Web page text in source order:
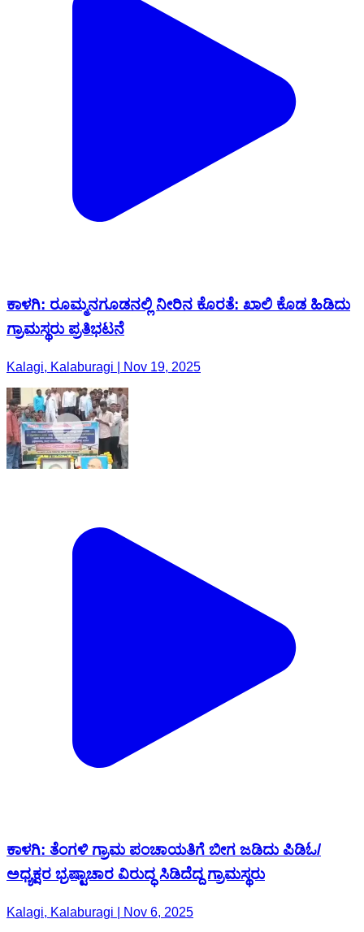
ಕಾಳಗಿ: ರೂಮ್ಮನಗೂಡನಲ್ಲಿ ನೀರಿನ‌ ಕೊರತೆ: ಖಾಲಿ ಕೊಡ ಹಿಡಿದು
ಗ್ರಾಮಸ್ಥರು ಪ್ರತಿಭಟನೆ
Kalagi, Kalaburagi | Nov 19, 2025
ಕಾಳಗಿ: ತೆಂಗಳಿ ಗ್ರಾಮ ಪಂಚಾಯತಿಗೆ ಬೀಗ ಜಡಿದು ಪಿಡಿಓ/
ಅಧ್ಯಕ್ಷರ ಭ್ರಷ್ಟಾಚಾರ ವಿರುದ್ಧ ಸಿಡಿದೆದ್ದ ಗ್ರಾಮಸ್ಥರು
Kalagi, Kalaburagi | Nov 6, 2025